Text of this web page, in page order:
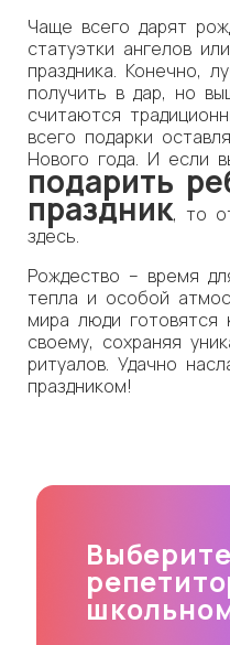
Чаще всего дарят
статуэтки ангелов
праздника. Конечно,
получить в дар, но
считаются
всего подарки
Нового года. И если
подарить
праздник, то
здесь.
Рождество – время
тепла и особой
мира люди готовятся
своему, сохраняя
ритуалов. Удачно
праздником!